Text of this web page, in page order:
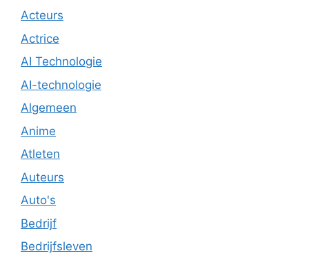
Acteurs
Actrice
AI Technologie
AI-technologie
Algemeen
Anime
Atleten
Auteurs
Auto's
Bedrijf
Bedrijfsleven